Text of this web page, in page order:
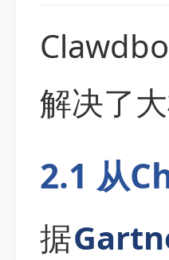
解决了
2.1 从
据